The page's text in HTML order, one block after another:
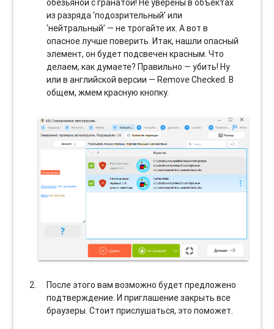
обезьяной с гранатой! Не уверены в объектах
из разряда ‘подозрительный’ или
‘нейтральный’ — не трогайте их. А вот в
опасное лучше поверить. Итак, нашли опасный
элемент, он будет подсвечен красным. Что
делаем, как думаете? Правильно — убить! Ну
или в английской версии — Remove Checked. В
общем, жмем красную кнопку.
После этого вам возможно будет предложено
подтверждение. И приглашение закрыть все
браузеры. Стоит прислушаться, это поможет.